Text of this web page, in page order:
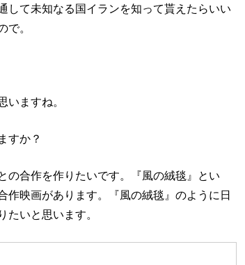
して未知なる国イランを知って貰えたらいい
で。
いますね。
すか？
の合作を作りたいです。『風の絨毯』とい
作映画があります。『風の絨毯』のように日
たいと思います。